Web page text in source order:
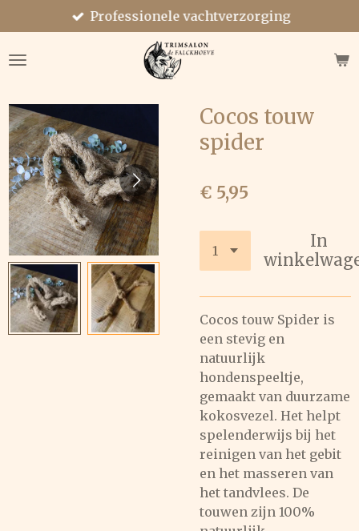
direct
naar
Professionele vachtverzorging
Cocos touw
spider
€ 5,95
In
Cocos touw Spider is
een stevig en
natuurlijk
hondenspeeltje,
gemaakt van duurzame
kokosvezel. Het helpt
spelenderwijs bij het
reinigen van het gebit
en het masseren van
het tandvlees. De
touwen zijn 100%